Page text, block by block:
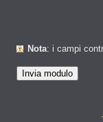
Nota : i campi